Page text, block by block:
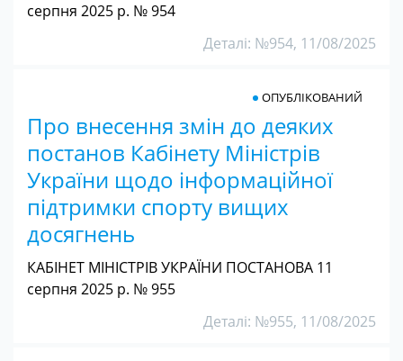
серпня 2025 р. № 954
Деталі: №954, 11/08/2025
Про внесення змін до деяких
постанов Кабінету Міністрів
України щодо інформаційної
підтримки спорту вищих
досягнень
ОПУБЛІКОВАНИЙ
КАБІНЕТ МІНІСТРІВ УКРАЇНИ ПОСТАНОВА 11
серпня 2025 р. № 955
Деталі: №955, 11/08/2025